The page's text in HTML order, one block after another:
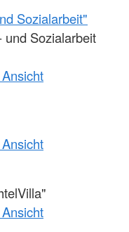
Sozialarbeit"
und Sozialarbeit